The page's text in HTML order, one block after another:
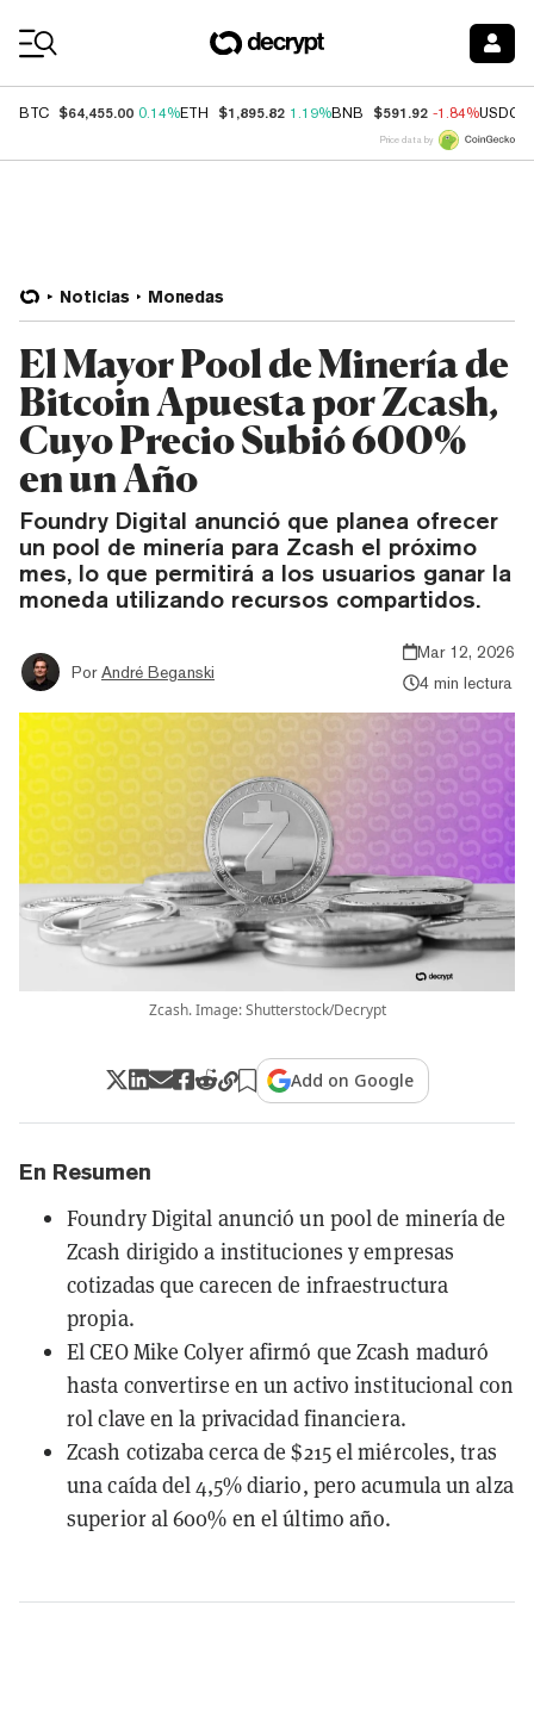
BTC $64,455.00 0.14%ETH $1,895.82 1.19%BNB $591.92 -1.84%USDC
Price data by
Noticias Monedas
El Mayor Pool de Minería de
Bitcoin Apuesta por Zcash,
Cuyo Precio Subió 600%
en un Año
Foundry Digital anunció que planea ofrecer
un pool de minería para Zcash el próximo
mes, lo que permitirá a los usuarios ganar la
moneda utilizando recursos compartidos.
Por André Beganski
Mar 12, 2026
4 min lectura
Zcash. Image: Shutterstock/Decrypt
Add on Google
En Resumen
Foundry Digital anunció un pool de minería de
Zcash dirigido a instituciones y empresas
cotizadas que carecen de infraestructura
propia.
El CEO Mike Colyer afirmó que Zcash maduró
hasta convertirse en un activo institucional con
rol clave en la privacidad financiera.
Zcash cotizaba cerca de $215 el miércoles, tras
una caída del 4,5% diario, pero acumula un alza
superior al 600% en el último año.